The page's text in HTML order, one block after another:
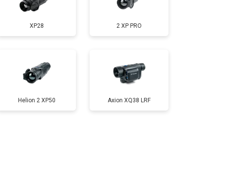
XP28 2 XP PRO
Helion 2 XP50 Axion XQ38 LRF